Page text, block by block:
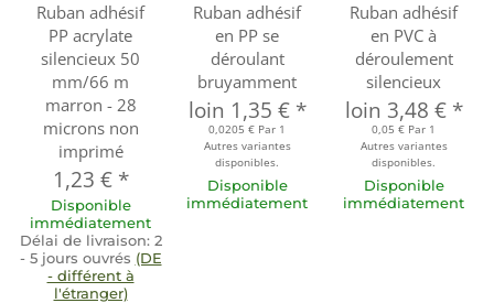
Ruban adhésif
PP acrylate
silencieux 50
mm/66 m
marron - 28
microns non
imprimé
1,23 € *
Disponible
immédiatement
Délai de livraison: 2
- 5 jours ouvrés (DE
- différent à
l'étranger)
Ruban adhésif
en PP se
déroulant
bruyamment
loin 1,35 € *
0,0205 € Par 1
Autres variantes
disponibles.
Disponible
immédiatement
Ruban adhésif
en PVC à
déroulement
silencieux
loin 3,48 € *
0,05 € Par 1
Autres variantes
disponibles.
Disponible
immédiatement